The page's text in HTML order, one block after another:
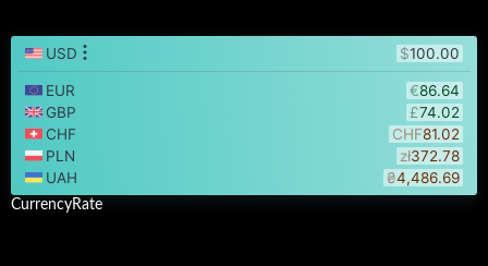
CurrencyRate